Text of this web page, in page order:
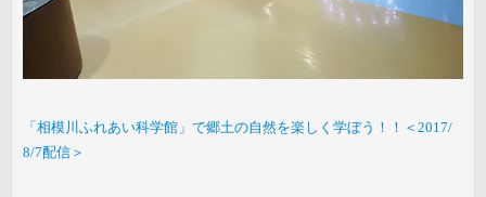
「相模川ふれあい科学館」で郷土の自然を楽しく学ぼう！！＜2017/
8/7配信＞